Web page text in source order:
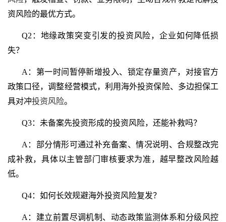
资风险的最优方式。
Q2：地缘政策突变引发的投资风险，企业如何降低损
失？
A：第一时间暂停新增投入、锁定存量资产，对接官方
政策口径，调整经营模式，利用海外投资保险、多边担保工
具对冲投资风险。
Q3：未备案先投资形成的投资风险，还能补救吗？
A：部分情形可通过补充备案、情况说明、合规整改完
成补救，具体以主管部门审核要求为准，越早整改风险越
低。
Q4：如何长效规避海外投资风险复发？
A：建立前置尽调机制、动态政策监测体系和分级风控